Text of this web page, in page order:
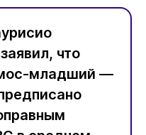
что
младший —